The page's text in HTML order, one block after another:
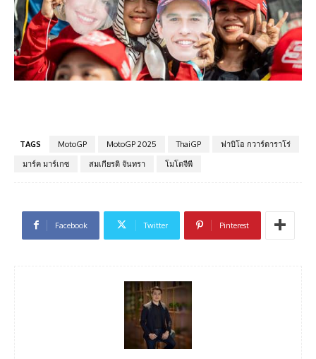
TAGS MotoGP MotoGP 2025 ThaiGP
ฟาบิโอ กวาร์ตาราโร่
มาร์ค มาร์เกซ
สมเกียรติ จันทรา โมโตจีพี
Facebook Twitter Pinterest